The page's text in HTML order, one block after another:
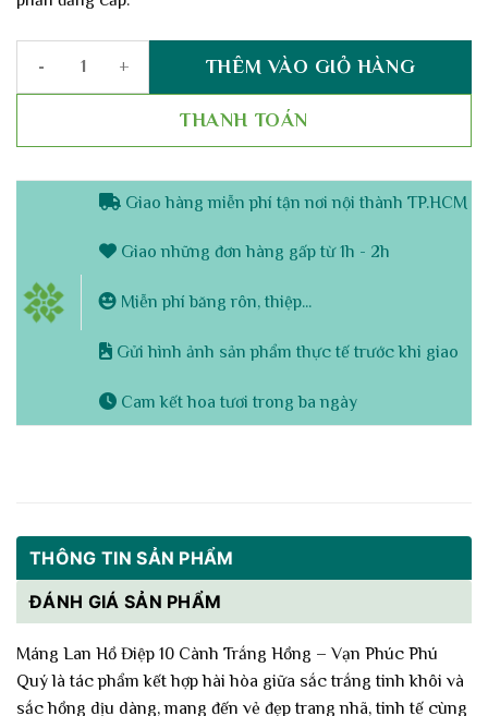
Máng Lan Hồ Điệp 10 Cành Trắng Hồng – Vạn Phúc Phú Quý số
THÊM VÀO GIỎ HÀNG
THANH TOÁN
Giao hàng miễn phí tận nơi nội thành TP.HCM
Giao những đơn hàng gấp từ 1h - 2h
Miễn phí băng rôn, thiệp...
Gửi hình ảnh sản phẩm thực tế trước khi giao
Cam kết hoa tươi trong ba ngày
THÔNG TIN SẢN PHẨM
ĐÁNH GIÁ SẢN PHẨM
Máng Lan Hồ Điệp 10 Cành Trắng Hồng – Vạn Phúc Phú
Quý là tác phẩm kết hợp hài hòa giữa sắc trắng tinh khôi và
sắc hồng dịu dàng, mang đến vẻ đẹp trang nhã, tinh tế cùng